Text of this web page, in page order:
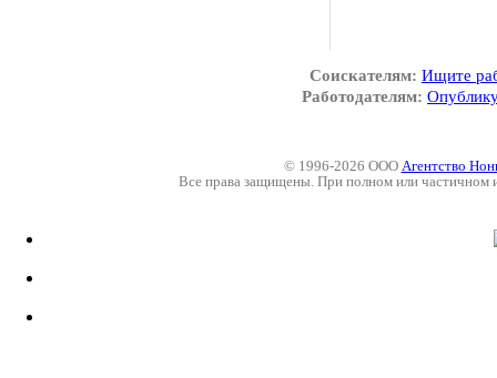
Соискателям: Ищите
Работодателям:
© 1996-2026 ООО Агентство
Все права защищены. При полном или частичном